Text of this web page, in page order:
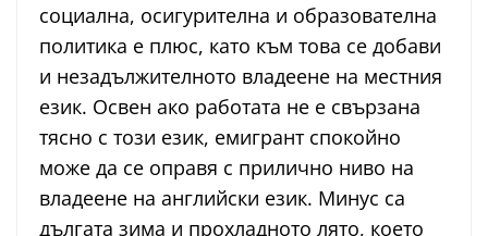
социална, осигурителна и образователна
политика е плюс, като към това се добави
и незадължителното владеене на местния
език. Освен ако работата не е свързана
тясно с този език, емигрант спокойно
може да се оправя с прилично ниво на
владеене на английски език. Минус са
дългата зима и прохладното лято, което